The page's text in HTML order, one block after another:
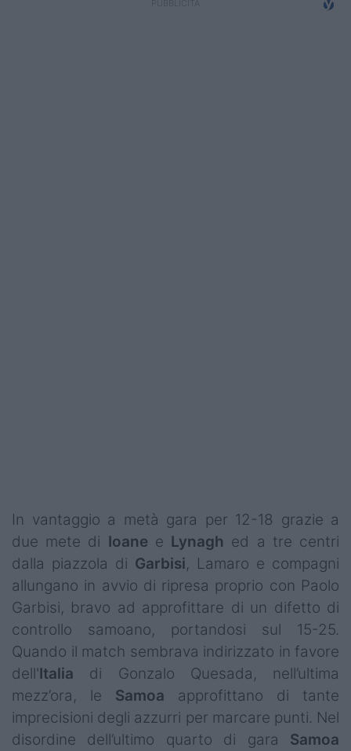
In vantaggio a metà gara per 12-18 grazie a
due mete di Ioane e Lynagh ed a tre centri
dalla piazzola di Garbisi, Lamaro e compagni
allungano in avvio di ripresa proprio con Paolo
Garbisi, bravo ad approfittare di un difetto di
controllo samoano, portandosi sul 15-25.
Quando il match sembrava indirizzato in favore
dell'Italia di Gonzalo Quesada, nell’ultima
mezz’ora, le Samoa approfittano di tante
imprecisioni degli azzurri per marcare punti. Nel
disordine dell’ultimo quarto di gara Samoa